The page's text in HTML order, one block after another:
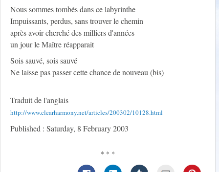
Nous sommes tombés dans ce labyrinthe
Impuissants, perdus, sans trouver le chemin
après avoir cherché des milliers d'années
un jour le Maître réapparait
Sois sauvé, sois sauvé
Ne laisse pas passer cette chance de nouveau (bis)
Traduit de l'anglais
http://www.clearharmony.net/articles/200302/10128.html
Published : Saturday, 8 February 2003
* * *